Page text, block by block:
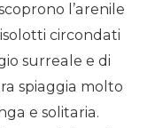
l’arenile
circondati
surreale e di
spiaggia molto
e solitaria.